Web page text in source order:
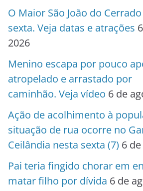
O Maior São João do
sexta. Veja datas e atrações
2026
Menino escapa por pouco
atropelado e arrastado por
caminhão. Veja vídeo 6 de
Ação de acolhimento à
situação de rua ocorre no
Ceilândia nesta sexta (7) 6
Pai teria fingido chorar em
matar filho por dívida 6 de